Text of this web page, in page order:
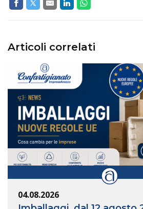
Articoli correlati
04.08.2026